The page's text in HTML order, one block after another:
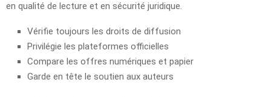
en qualité de lecture et en sécurité juridique.
Vérifie toujours les droits de diffusion
Privilégie les plateformes officielles
Compare les offres numériques et papier
Garde en tête le soutien aux auteurs